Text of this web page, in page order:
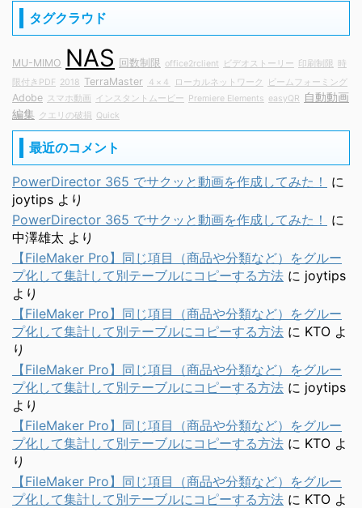
タグクラウド
MU-MIMO NAS 回数制限 office2rclient ビデオストーリー 印刷制限
時
限付きPDF 2018 TerraMaster ４×４ ローカルネットワーク ビームフォーミング
Adobe スマホ動画 インスタントムービー Premiere Elements easyQR
自動動画
編集
クエリの破損 Quick
最近のコメント
PowerDirector 365 でサクッと動画を作成してみた！
に
joytips より
PowerDirector 365 でサクッと動画を作成してみた！
に
中澤雄太 より
【FileMaker Pro】同じ項目（商品や分類など）をグルー
プ化して集計して別テーブルにコピーする方法 に joytips
より
【FileMaker Pro】同じ項目（商品や分類など）をグルー
プ化して集計して別テーブルにコピーする方法 に KTO よ
り
【FileMaker Pro】同じ項目（商品や分類など）をグルー
プ化して集計して別テーブルにコピーする方法 に joytips
より
【FileMaker Pro】同じ項目（商品や分類など）をグルー
プ化して集計して別テーブルにコピーする方法 に KTO よ
り
【FileMaker Pro】同じ項目（商品や分類など）をグルー
プ化して集計して別テーブルにコピーする方法 に KTO よ